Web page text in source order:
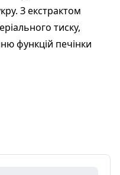
З екстрактом
тиску,
функцій печінки